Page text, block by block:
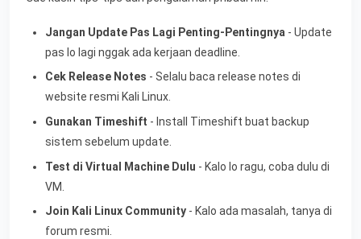
Jangan Update Pas Lagi Penting-Pentingnya - Update
pas lo lagi nggak ada kerjaan deadline.
Cek Release Notes - Selalu baca release notes di
website resmi Kali Linux.
Gunakan Timeshift - Install Timeshift buat backup
sistem sebelum update.
Test di Virtual Machine Dulu - Kalo lo ragu, coba dulu di
VM.
Join Kali Linux Community - Kalo ada masalah, tanya di
forum resmi.